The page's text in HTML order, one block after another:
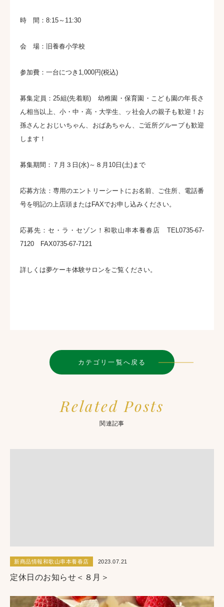
時 間：8:15～11:30
会 場：旧養春小学校
参加費：一台につき1,000円(税込)
募集定員：25組(先着順) 幼稚園・保育園・こども園の年長さ
ん相当以上、小・中・高・大学生、ッ社会人の親子も歓迎！お
孫さんとおじいちゃん、おばあちゃん、ご近所グループも歓迎
します！
募集期間：７月３日(水)～８月10日(土)まで
応募方法：専用のエントリーシートにお名前、ご住所、電話番
号を明記の上店頭またはFAXでお申し込みください。
応募先：セ・ラ・セゾン！和歌山串本養春店 TEL0735-67-
7120 FAX0735-67-7121
詳しくは夢ケーキ体験サロンをご覧ください。
カテゴリ一覧へ戻る
Related Posts
関連記事
新商品情報和歌山串本養春店 2023.07.21
定休日のお知らせ＜８月＞